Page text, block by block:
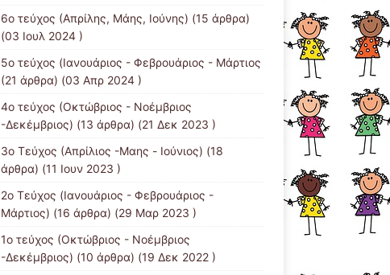
6ο τεύχος (Απρίλης, Μάης, Ιούνης) (15 άρθρα)
(03 Ιουλ 2024 )
5ο τεύχος (Ιανουάριος - Φεβρουάριος - Μάρτιος
(21 άρθρα) (03 Απρ 2024 )
4o τεύχος (Οκτώβριος - Νοέμβριος
-Δεκέμβριος) (13 άρθρα) (21 Δεκ 2023 )
3o Τεύχος (Απρίλιος -Μαης - Ιούνιος) (18
άρθρα) (11 Ιουν 2023 )
2o Τεύχος (Ιανουάριος - Φεβρουάριος -
Μάρτιος) (16 άρθρα) (29 Μαρ 2023 )
1ο τεύχος (Οκτώβριος - Νοέμβριος
-Δεκέμβριος) (10 άρθρα) (19 Δεκ 2022 )